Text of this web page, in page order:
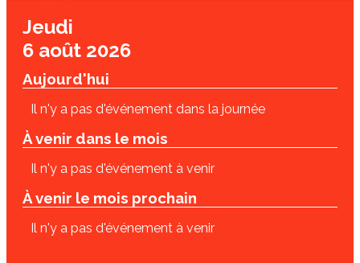
Jeudi
6 août 2026
Aujourd'hui
Il n'y a pas d'événement dans la journée
À venir dans le mois
Il n'y a pas d'événement à venir
À venir le mois prochain
Il n'y a pas d'événement à venir